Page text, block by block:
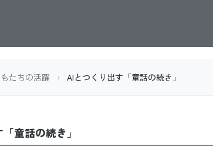
たちの活躍 › AIとつくり出す「童話の続き」
童話の続き」